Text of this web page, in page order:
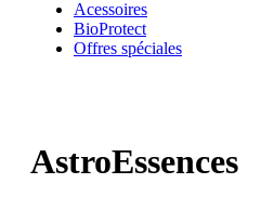
Acessoires
BioProtect
Offres spéciales
AstroEssences